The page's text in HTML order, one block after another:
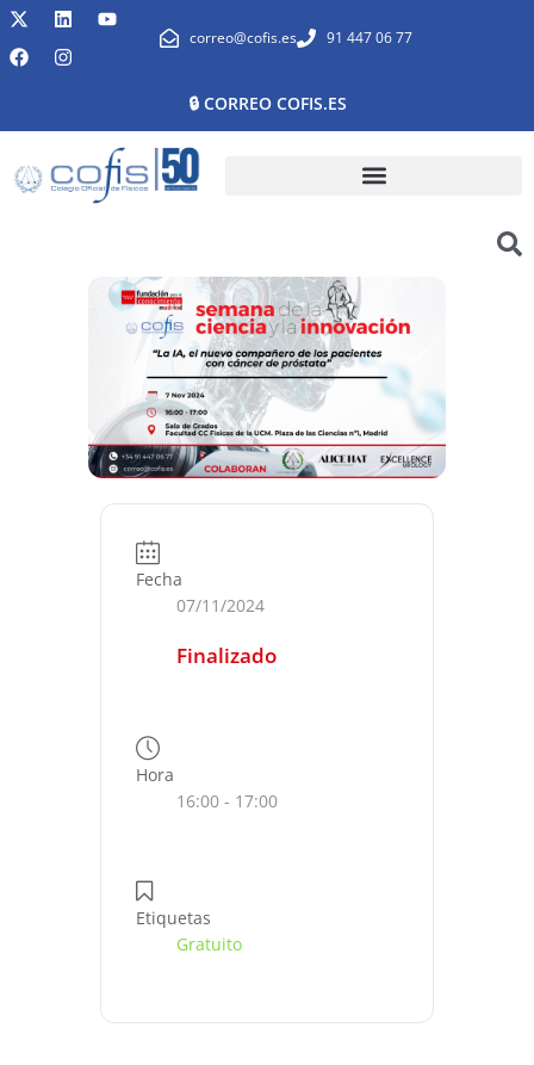
correo@cofis.es 91 447 06 77
🔒 CORREO COFIS.ES
Fecha
07/11/2024
Finalizado
Hora
16:00 - 17:00
Etiquetas
Gratuito